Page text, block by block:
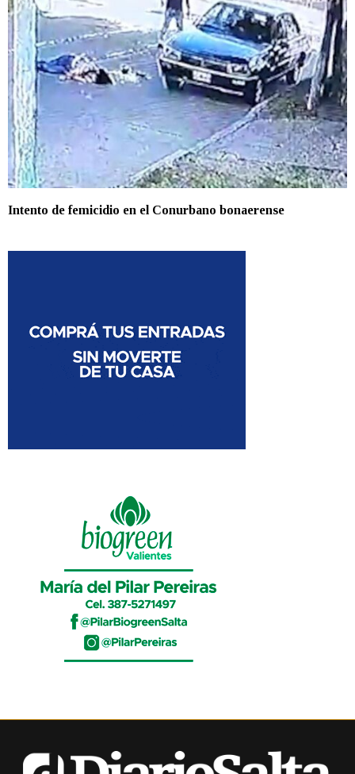
Intento de femicidio en el Conurbano bonaerense